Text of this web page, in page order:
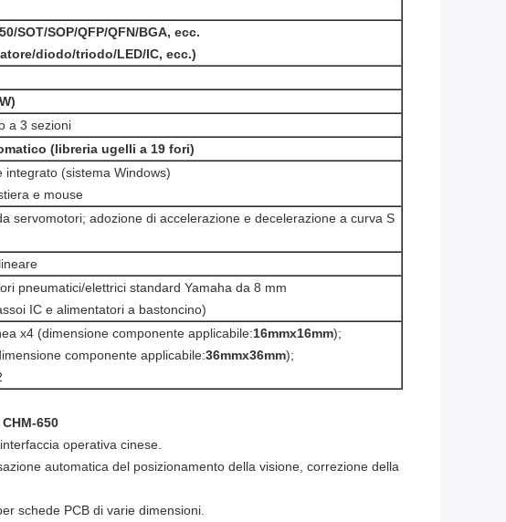
SOT/SOP/QFP/QFN/BGA, ecc.
diodo/triodo/LED/IC, ecc.)
a 3 sezioni
(libreria ugelli a 19 fori)
integrato (sistema Windows)
e mouse
servomotori; adozione di accelerazione e decelerazione a curva S
pneumatici/elettrici standard Yamaha da 8 mm
IC e alimentatori a bastoncino)
x4 (dimensione componente applicabile:16mmx16mm);
componente applicabile:36mmx36mm);
650
operativa cinese.
automatica del posizionamento della visione, correzione della
schede PCB di varie dimensioni.